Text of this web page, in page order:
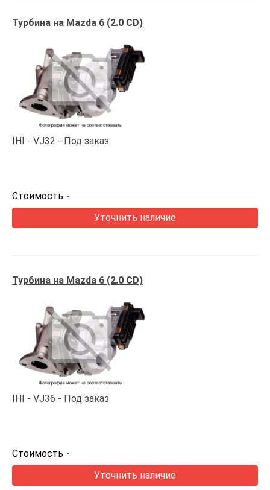
Турбина на Mazda 6 (2.0 CD)
IHI VJ32 Под заказ
Стоимость -
Уточнить наличие
Турбина на Mazda 6 (2.0 CD)
IHI VJ36 Под заказ
Стоимость -
Уточнить наличие